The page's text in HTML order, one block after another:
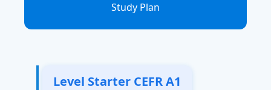
Study Plan
Level Starter CEFR A1